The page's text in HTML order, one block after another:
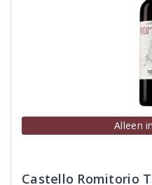
Alleen
Castello Romitorio